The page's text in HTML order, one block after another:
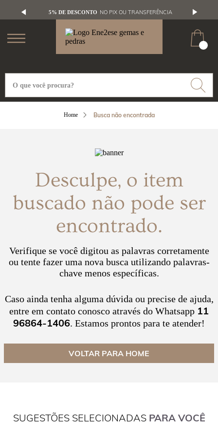
5% DE DESCONTO NO PIX OU TRANSFERÊNCIA
Busca não encontrada
Desculpe, o item
buscado não pode ser
encontrado.
Verifique se você digitou as palavras corretamente
ou tente fazer uma nova busca utilizando palavras-
chave menos específicas.
Caso ainda tenha alguma dúvida ou precise de ajuda,
entre em contato conosco através do Whatsapp 11
96864-1406. Estamos prontos para te atender!
VOLTAR PARA HOME
SUGESTÕES SELECIONADAS PARA VOCÊ